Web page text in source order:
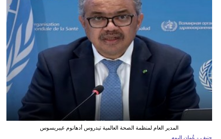
المدير العام لمنظمة الصحة العالمية تيدروس أدهانوم غيبريسوس
جنيف - عُمان اليوم